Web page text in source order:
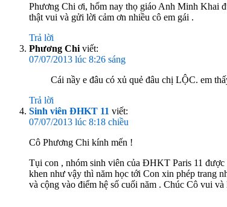
Phương Chi ơi, hổm nay thọ giáo Anh Minh Khai
thật vui và gửi lời cảm ơn nhiều cô em gái .
Trả lời
Phương Chi viết:
07/07/2013 lúc 8:26 sáng
Cái nầy e đâu có xủ quẻ đâu chị LỘC. em thấy
Trả lời
Sinh viên ĐHKT 11 viết:
07/07/2013 lúc 8:18 chiều
Cô Phương Chi kính mến !
Tụi con , nhóm sinh viên của ĐHKT Paris 11 được
khen như vậy thì năm học tới Con xin phép trang
và cộng vào điểm hệ số cuối năm . Chúc Cô vui